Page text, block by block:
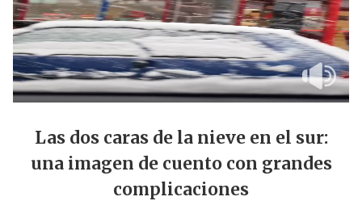
Las dos caras de la nieve en el sur:
una imagen de cuento con grandes
complicaciones